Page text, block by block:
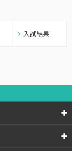
入試結果